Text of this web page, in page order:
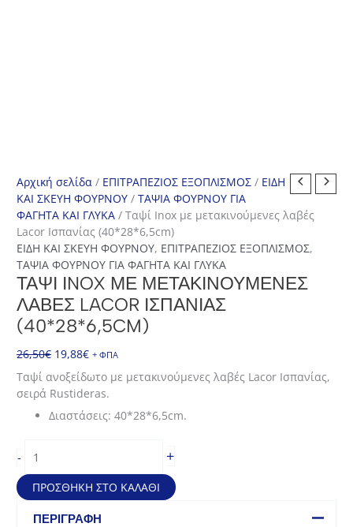
Αρχική σελίδα / ΕΠΙΤΡΑΠΕΖΙΟΣ ΕΞΟΠΛΙΣΜΟΣ / ΕΙΔΗ
ΚΑΙ ΣΚΕΥΗ ΦΟΥΡΝΟΥ /ΤΑΨΙΑ ΦΟΥΡΝΟΥ ΓΙΑ
ΦΑΓΗΤΑ ΚΑΙ ΓΛΥΚΑ / Ταψί Ιnox με μετακινούμενες λαβές
Lacor Ισπανίας (40*28*6,5cm)
ΕΙΔΗ ΚΑΙ ΣΚΕΥΗ ΦΟΥΡΝΟΥ, ΕΠΙΤΡΑΠΕΖΙΟΣ ΕΞΟΠΛΙΣΜΟΣ,
ΤΑΨΙΑ ΦΟΥΡΝΟΥ ΓΙΑ ΦΑΓΗΤΑ ΚΑΙ ΓΛΥΚΑ
ΤΑΨΊ ΙNOX ΜΕ ΜΕΤΑΚΙΝΟΎΜΕΝΕΣ
ΛΑΒΈΣ LACOR ΙΣΠΑΝΊΑΣ
(40*28*6,5CM)
26,50€ Original
price
was:
19,88€Η
τιμή
19,88€.
+ ΦΠΑ
Ταψί ανοξείδωτο με μετακινούμενες λαβές Lacor Ισπανίας,
σειρά Rustideras.
Διαστάσεις: 40*28*6,5cm.
-
Ιnox
με
μετακινούμενες
λαβές
+
ΠΡΟΣΘΉΚΗ ΣΤΟ ΚΑΛΆΘΙ
ΠΕΡΙΓΡΑΦΉ